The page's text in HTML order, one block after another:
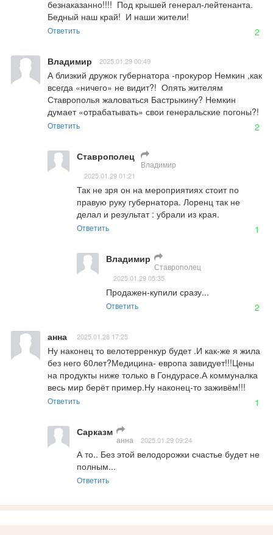
безнаказанно!!!!  Под крышей генерал-лейтенанта.
Бедный наш край!  И наши жители!
Ответить 2
Владимир 2025.01.29 00:49
А близкий дружок губернатора -прокурор Немкин ,как
всегда «ничего» не видит?!  Опять жителям
Ставрополья жаловаться Бастрыкину? Немкин
думает «отрабатывать» свои генеральские погоны?!
Ответить 2
Ставрополец
Владимир
2025.01.29 01:21
Так не зря он на мероприятиях стоит по
правую руку губернатора. Лоренц так не
делал и результат : убрали из края.
Ответить 1
Владимир
Ставрополец
2025.01.29 05:35
Продажен-купили сразу...
Ответить 2
анна 2025.01.28 17:25
Ну наконец то велотерренкур будет .И как-же я жила
без него 60лет?Медицина- европа завидует!!!Цены
на продукты ниже только в Гондурасе.А коммуналка
весь мир берёт пример.Ну наконец-то заживём!!!
Ответить 1
Сарказм
анна 2025.01.29 09:24
А то.. Без этой велодорожки счастье будет не
полным...
Ответить